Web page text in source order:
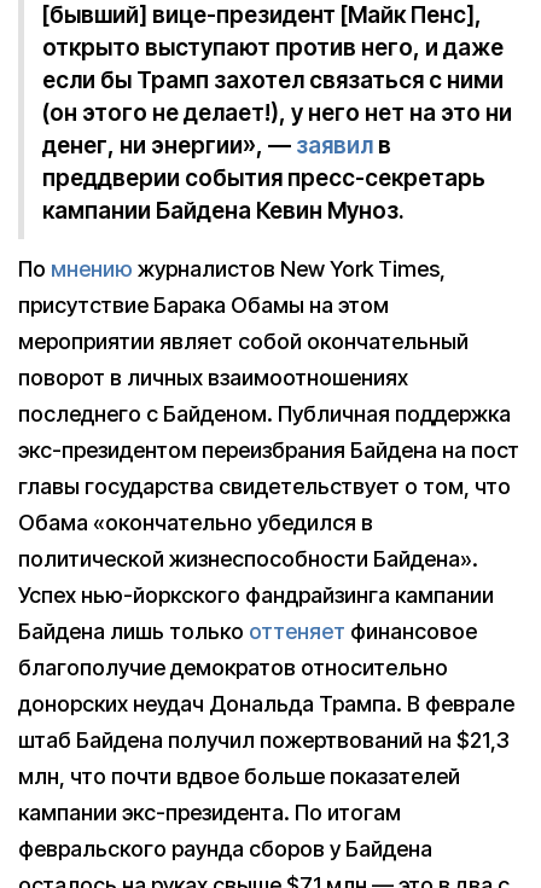
[бывший] вице-президент [Майк Пенс],
открыто выступают против него, и даже
если бы Трамп захотел связаться с ними
(он этого не делает!), у него нет на это ни
денег, ни энергии», — заявил в
преддверии события пресс-секретарь
кампании Байдена Кевин Муноз.
По мнению журналистов New York Times,
присутствие Барака Обамы на этом
мероприятии являет собой окончательный
поворот в личных взаимоотношениях
последнего с Байденом. Публичная поддержка
экс-президентом переизбрания Байдена на пост
главы государства свидетельствует о том, что
Обама «окончательно убедился в
политической жизнеспособности Байдена».
Успех нью-йоркского фандрайзинга кампании
Байдена лишь только оттеняет финансовое
благополучие демократов относительно
донорских неудач Дональда Трампа. В феврале
штаб Байдена получил пожертвований на $21,3
млн, что почти вдвое больше показателей
кампании экс-президента. По итогам
февральского раунда сборов у Байдена